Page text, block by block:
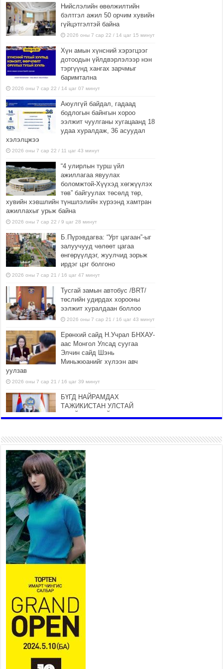
Нийслэлийн өвөлжилтийн
бэлтгэл ажил 50 орчим хувийн
гүйцэтгэлтэй байна
2026 оны 7 сар 22 / 14 цаг 15 минут
Хүн амын хүнсний хэрэгцээг
дотоодын үйлдвэрлэлээр нэн
тэргүүнд хангах зарчмыг
баримтална
2026 оны 7 сар 22 / 14 цаг 07 минут
Аюулгүй байдал, гадаад
бодлогын байнгын хороо
ээлжит чуулганы хугацаанд 18
удаа хуралдаж, 36 асуудал
хэлэлцжээ
2026 оны 7 сар 22 / 11 цаг 43 минут
“4 улирлын турш үйл
ажиллагаа явуулах
боломжтой-Хүүхэд хөгжүүлэх
төв” байгуулах төсөлд төр,
хувийн хэвшлийн түншлэлийн хүрээнд хамтран
ажиллахыг урьж байна
2026 оны 7 сар 22 / 9 цаг 28 минут
Б.Пүрэвдагва: “Урт цагаан”-ыг
залуучууд чөлөөт цагаа
өнгөрүүлдэг, жуулчид зорьж
ирдэг цэг болгоно
2026 оны 7 сар 21 / 16 цаг 47 минут
Тусгай замын автобус /BRT/
төслийн удирдах хорооны
ээлжит хуралдаан боллоо
2026 оны 7 сар 21 / 16 цаг 43 минут
Ерөнхий сайд Н.Учрал БНХАУ-
аас Монгол Улсад суугаа
Элчин сайд Шэнь
Миньжюанийг хүлээн авч
уулзав
2026 оны 7 сар 21 / 16 цаг 39 минут
БҮГД НАЙРАМДАХ
ТАЖИКИСТАН УЛСТАЙ
26,992 суралцагч хотхоны бага
сургуульд, 8100 суралцагч
төрөлжсөн ахлах сургуульд
суралцана
2026 оны 7 сар 21 / 13 цаг 43 минут
COP17 хурлын үеэрх замын
хөдөлгөөн, нийтийн тээврийн
зохицуулалт, сургууль,
цэцэрлэг, зах, худалдааны
төвийн ажиллах хуваарийг гаргаж, иргэдэд
мэдээлэхийг үүрэг болголоо
2026 оны 7 сар 21 / 11 цаг 59 минут
Гэр бүлийн хэрэг шүүхэд хянан шийдвэрлэх
тухай хуулиар хүүхдийн дээд ашиг сонирхлыг
нэн тэргүүнд хангахыг баталгаажууллаа
2026 оны 7 сар 21 / 11 цаг 42 минут
Б.Пүрэвдагва: “Туул-1” коллекторыг ашиглалтад
оруулж байж бид гэр хорооллыг барилгажуулна
2026 оны 7 сар 21 / 10 цаг 15 минут
АЖЛЫГ ХҮНД СУРТЛЫГ БУУРУУЛЖ, ИРГЭД,